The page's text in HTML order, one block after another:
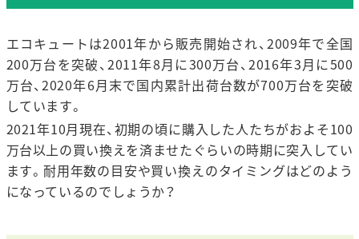
エコキュートは2001年から販売開始され、2009年で全国
200万台を突破、2011年8月に300万台、2016年3月に500
万台、2020年6月末で国内累計出荷台数が700万台を突破
しています。
2021年10月現在、初期の頃に購入した人たちがおよそ100
万台以上の買い換えを済ませたぐらいの時期に突入してい
ます。耐用年数の目安や買い換えのタイミングはどのよう
になっているのでしょうか？